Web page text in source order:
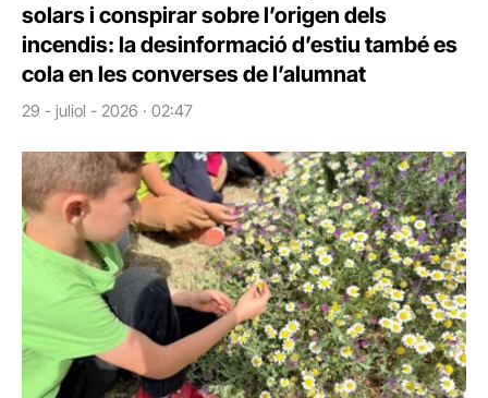
solars i conspirar sobre l’origen dels
incendis: la desinformació d’estiu també es
cola en les converses de l’alumnat
29 - juliol - 2026 · 02:47